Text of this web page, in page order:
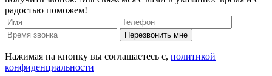
радостью поможем!
Перезвонить мне
Нажимая на кнопку вы соглашаетесь с, политикой
конфиденциальности